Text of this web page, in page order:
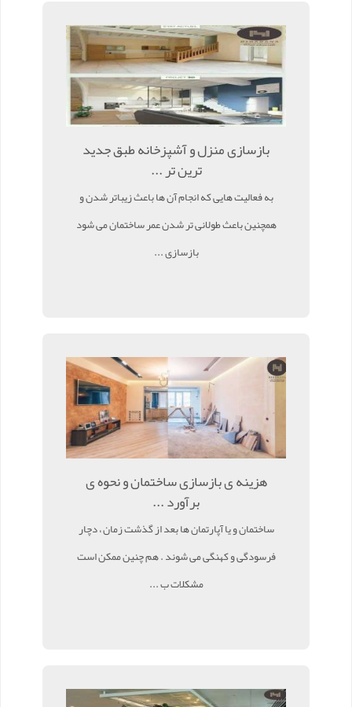
بازسازی منزل و آشپزخانه طبق جدید
ترین تر ...
به فعالیت هایی که انجام آن ها باعث زیباتر شدن و
همچنین باعث طولانی تر شدن عمر ساختمان می شود
بازسازی ...
هزینه ی بازسازی ساختمان و نحوه ی
برآورد ...
ساختمان و یا آپارتمان ها بعد از گذشت زمان ، دچار
فرسودگی و کهنگی می شوند . هم چنین ممکن است
مشکلات ب ...